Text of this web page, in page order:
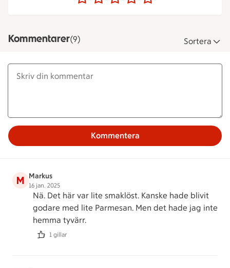
Kommentarer(9) Sortera
Kommentera
M Markus
16 jan. 2025
Nä. Det här var lite smaklöst. Kanske hade blivit
godare med lite Parmesan. Men det hade jag inte
hemma tyvärr.
1 gillar